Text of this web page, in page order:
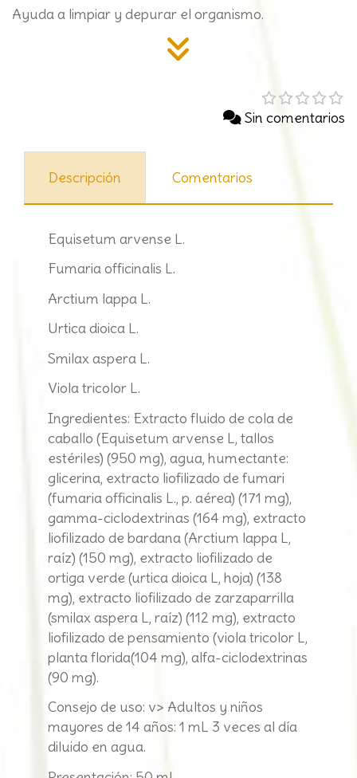
Ayuda a limpiar y depurar el organismo.
Sin comentarios
Descripción Comentarios
Equisetum arvense L.
Fumaria officinalis L.
Arctium lappa L.
Urtica dioica L.
Smilax aspera L.
Viola tricolor L.
Ingredientes: Extracto fluido de cola de
caballo (Equisetum arvense L, tallos
estériles) (950 mg), agua, humectante:
glicerina, extracto liofilizado de fumari
(fumaria officinalis L., p. aérea) (171 mg),
gamma-ciclodextrinas (164 mg), extracto
liofilizado de bardana (Arctium lappa L,
raíz) (150 mg), extracto liofilizado de
ortiga verde (urtica dioica L, hoja) (138
mg), extracto liofilizado de zarzaparrilla
(smilax aspera L, raíz) (112 mg), extracto
liofilizado de pensamiento (viola tricolor L,
planta florida(104 mg), alfa-ciclodextrinas
(90 mg).
Consejo de uso: v> Adultos y niños
mayores de 14 años: 1 mL 3 veces al día
diluido en agua.